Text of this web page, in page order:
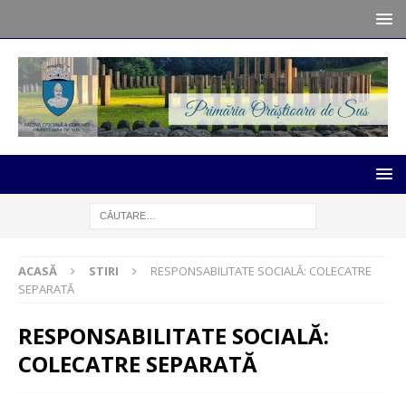
ACASĂ STIRI
RESPONSABILITATE SOCIALĂ: COLECATRE
SEPARATĂ
RESPONSABILITATE SOCIALĂ:
COLECATRE SEPARATĂ